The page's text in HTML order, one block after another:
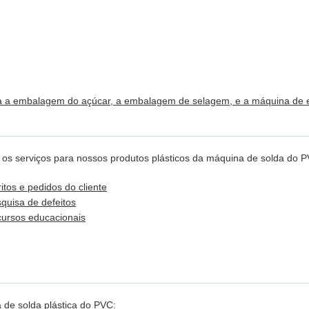
embalagem do açúcar, a embalagem de selagem, e a máquina de
serviços para nossos produtos plásticos da máquina de solda do
e pedidos do cliente
de defeitos
educacionais
solda plástica do PVC: